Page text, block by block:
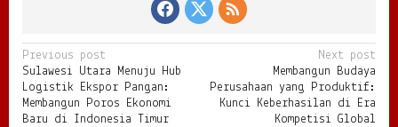
P
o
s
Previous post
Sulawesi Utara Menuju Hub
Logistik Ekspor Pangan:
Membangun Poros Ekonomi
Baru di Indonesia Timur
Next post
Membangun Budaya
Perusahaan yang Produktif:
Kunci Keberhasilan di Era
Kompetisi Global